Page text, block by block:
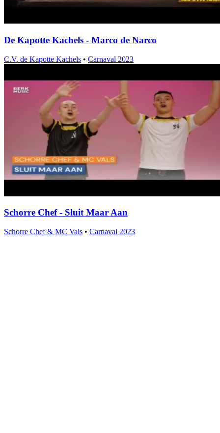
De Kapotte Kachels - Marco de Narco
C.V. de Kapotte Kachels • Carnaval 2023
Schorre Chef - Sluit Maar Aan
Schorre Chef & MC Vals • Carnaval 2023